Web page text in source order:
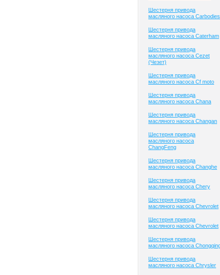
Шестерня привода
масляного насоса Carbodies
Шестерня привода
масляного насоса Caterham
Шестерня привода
масляного насоса Cezet
(Чезет)
Шестерня привода
масляного насоса Cf moto
Шестерня привода
масляного насоса Chana
Шестерня привода
масляного насоса Changan
Шестерня привода
масляного насоса
ChangFeng
Шестерня привода
масляного насоса Changhe
Шестерня привода
масляного насоса Chery
Шестерня привода
масляного насоса Chevrolet
Шестерня привода
масляного насоса Chevrolet
Шестерня привода
масляного насоса
Шестерня привода
масляного насоса Chrysler